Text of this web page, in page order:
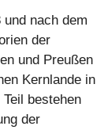
nach dem
der
und Preußen
Kernlande in
bestehen
der